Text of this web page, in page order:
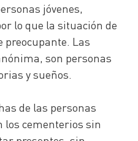
jóvenes,
lo que la situación de
preocupante. Las
son personas
y sueños.
de las personas
los cementerios sin